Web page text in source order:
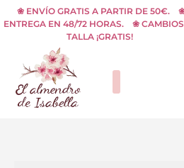
al
contenido
❀ ENVÍO GRATIS A PARTIR DE 50€.
ENTREGA EN 48/72 HORAS. ❀
TALLA ¡GRATIS!